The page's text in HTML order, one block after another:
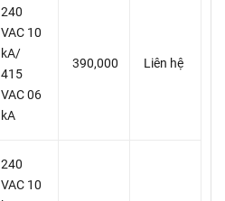
240
VAC 10
kA/
415
VAC 06
kA
390,000 Liên hệ
240
VAC 10